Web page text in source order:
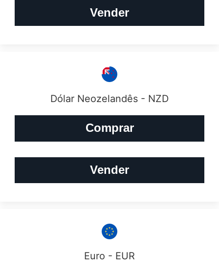
Vender
Dólar Neozelandês - NZD
Comprar
Vender
Euro - EUR